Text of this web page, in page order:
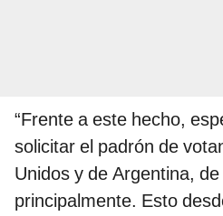
“Frente a este hecho,
solicitar el padrón de
Unidos y de Argentina,
principalmente. Esto